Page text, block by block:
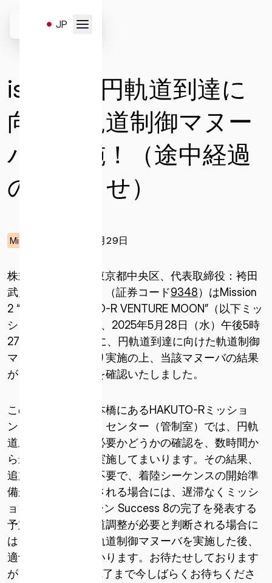
以下のお問い合わせ項目よ
り、必要事項を選択・入力
の上、送信ください。
このサイトは reCAPTCHA によって保護されています。
content
JP
ispace、円軌道到達に
向けた軌道制御マヌー
バを実施！（途中経過
のお知らせ）
Mission 2025年05月29日
株式会社ispace（東京都中央区、代表取締役：袴田
武史、以下ispace）（証券コード9348）はMission
2 “SMBC x HAKUTO-R VENTURE MOON”（以下ミッ
ション2）において、2025年5月28日（水）午後5時
27分（日本時間）に、円軌道到達に向けた軌道制御
マヌーバを予定通り実施の上、当該マヌーバの結果
が良好であることを確認いたしました。
この後、東京・日本橋にあるHAKUTO-Rミッショ
ン・コントロール・センター（管制室）では、円軌
道上で軌道調整が必要かどうかの確認を、数時間か
ら最大数日かけて実施してまいります。その結果、
追加の軌道修正が不要で、着陸シーケンスの開始準
備が整ったと判断される場合には、遅滞なくミッシ
ョン2 マイルストーン Success 8の完了を発表する
予定です。仮に軌道調整が必要と判断される場合に
は、改めて追加の軌道制御マヌーバを実施した後、
適切に発表してまいります。お待たせしております
が、Success 8の完了まで今しばらくお待ちくださ